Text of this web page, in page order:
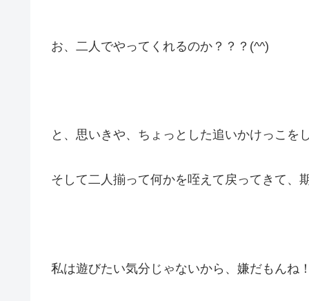
お、二人でやってくれるのか？？？(^^)
と、思いきや、ちょっとした追いかけっこを
そして二人揃って何かを咥えて戻ってきて、
私は遊びたい気分じゃないから、嫌だもんね